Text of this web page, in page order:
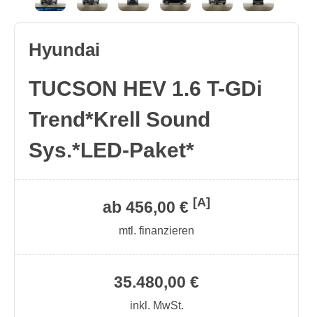
Hyundai
TUCSON HEV 1.6 T-GDi
Trend*Krell Sound
Sys.*LED-Paket*
35.480,00 €
inkl. MwSt.
ab 456,00 € [A]
mtl. finanzieren